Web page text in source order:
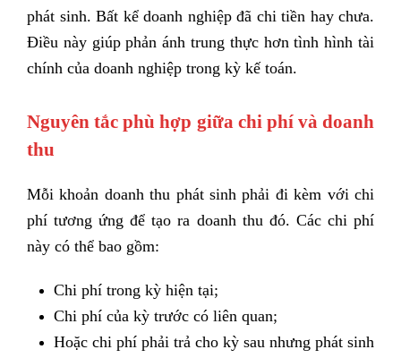
phát sinh. Bất kể doanh nghiệp đã chi tiền hay chưa.
Điều này giúp phản ánh trung thực hơn tình hình tài
chính của doanh nghiệp trong kỳ kế toán.
Nguyên tắc phù hợp giữa chi phí và doanh
thu
Mỗi khoản doanh thu phát sinh phải đi kèm với chi
phí tương ứng để tạo ra doanh thu đó. Các chi phí
này có thể bao gồm:
Chi phí trong kỳ hiện tại;
Chi phí của kỳ trước có liên quan;
Hoặc chi phí phải trả cho kỳ sau nhưng phát sinh